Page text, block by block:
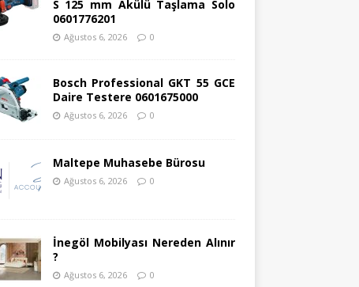
S 125 mm Akülü Taşlama Solo
0601776201
Ağustos 6, 2026 0
Bosch Professional GKT 55 GCE
Daire Testere 0601675000
Ağustos 6, 2026 0
Maltepe Muhasebe Bürosu
Ağustos 6, 2026 0
İnegöl Mobilyası Nereden Alınır
?
Ağustos 6, 2026 0